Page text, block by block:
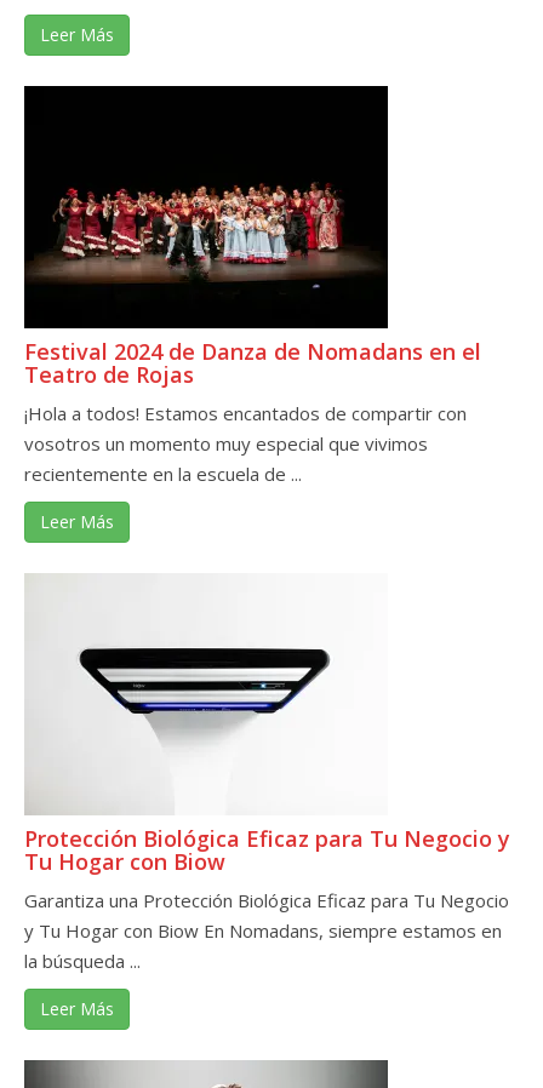
Leer Más
Festival 2024 de Danza de Nomadans en el
Teatro de Rojas
¡Hola a todos! Estamos encantados de compartir con
vosotros un momento muy especial que vivimos
recientemente en la escuela de ...
Leer Más
Protección Biológica Eficaz para Tu Negocio y
Tu Hogar con Biow
Garantiza una Protección Biológica Eficaz para Tu Negocio
y Tu Hogar con Biow En Nomadans, siempre estamos en
la búsqueda ...
Leer Más